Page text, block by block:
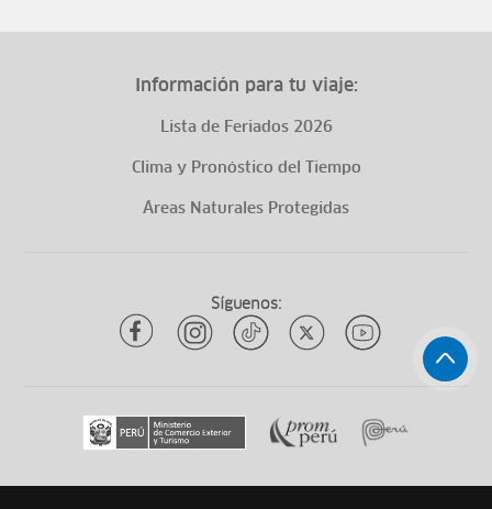
Información para tu viaje:
Lista de Feriados 2026
Clima y Pronóstico del Tiempo
Áreas Naturales Protegidas
Síguenos: